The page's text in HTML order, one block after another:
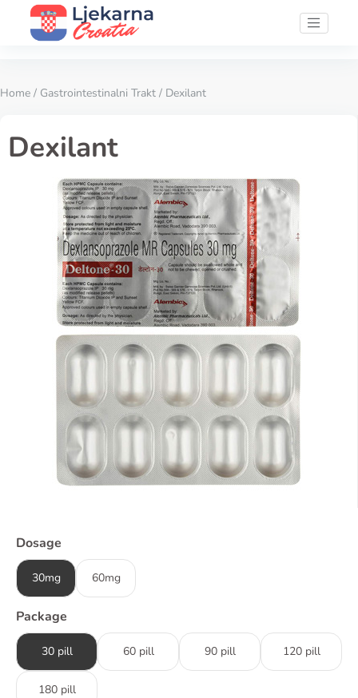
Home / Gastrointestinalni Trakt / Dexilant
Dexilant
Dosage
30mg 60mg
Package
30 pill 60 pill 90 pill 120 pill
180 pill